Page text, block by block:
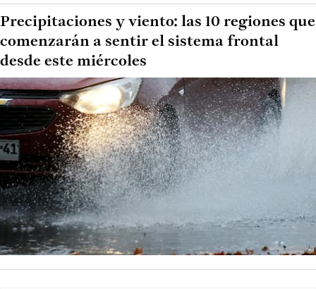
Precipitaciones y viento: las 10 regiones que
comenzarán a sentir el sistema frontal
desde este miércoles